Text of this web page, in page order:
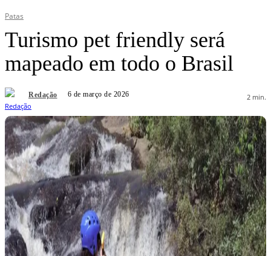
Patas
Turismo pet friendly será
mapeado em todo o Brasil
Redação 6 de março de 2026 2 min.